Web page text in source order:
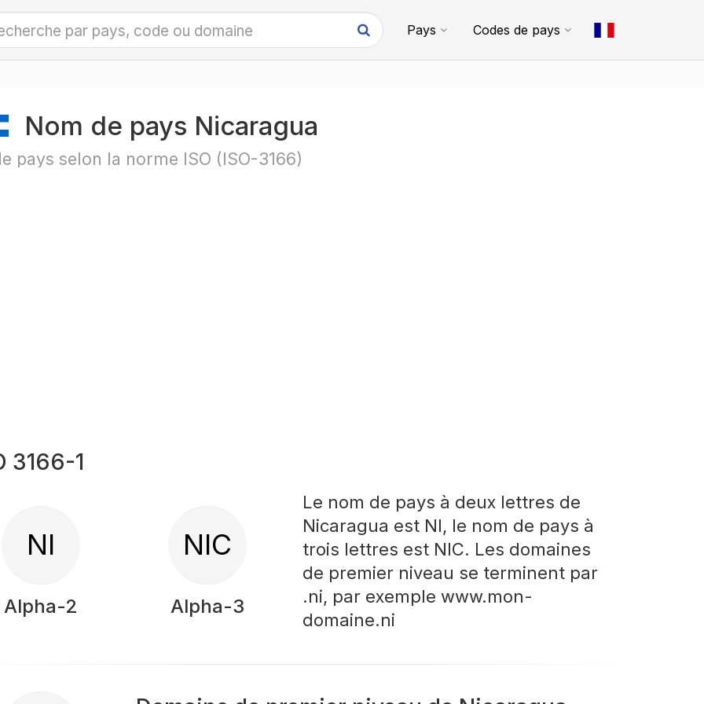
Pays Codes de pays
Nom de pays Nicaragua
pays selon la norme ISO (ISO-3166)
3166-1
NI
Alpha-2
NIC
Alpha-3
Le nom de pays à deux lettres de
Nicaragua est NI, le nom de pays à
trois lettres est NIC. Les domaines
de premier niveau se terminent par
.ni, par exemple www.mon-
domaine.ni